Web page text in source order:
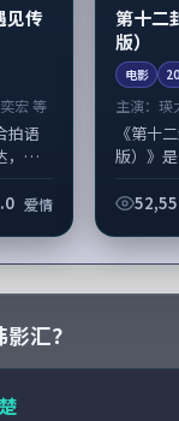
见传
宏 等
拍语
：剧
杨
角群
爱情
第十二
版）
电影
主演：瑛
《第十
版）》
影，由
黄政民
重要戏
当代都
汇？